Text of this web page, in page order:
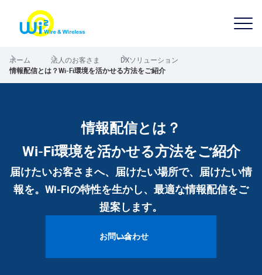
ホーム 法人のお客さま
DXソリューション
情報配信とは？Wi-Fi環境を活かせる方法をご紹介
情報配信とは？
Wi-Fi環境を活かせる方法をご紹介
届けたいお客さまへ、届けたい場所で、届けたい情
報を。Wi-Fiの特性を生かし、最適な情報配信をご
提案します。
お問い合わせ